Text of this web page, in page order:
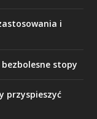
i
stopy
przyspieszyć